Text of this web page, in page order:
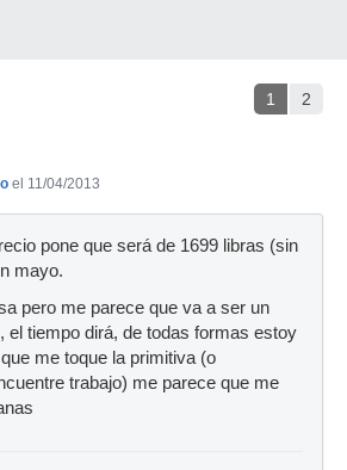
1 2
el 11/04/2013
pone que será de 1699 libras (sin
mayo.
pero me parece que va a ser un
el tiempo dirá, de todas formas estoy
me toque la primitiva (o
trabajo) me parece que me